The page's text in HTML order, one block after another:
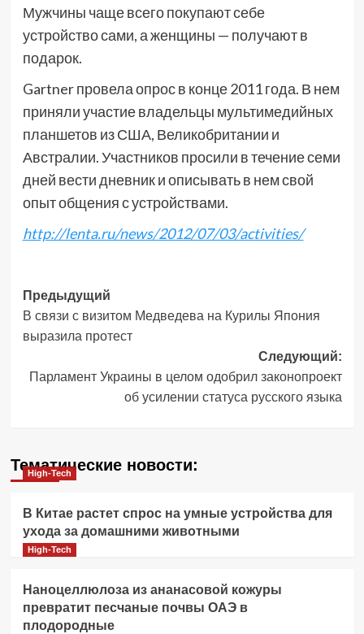
Мужчины чаще всего покупают себе
устройство сами, а женщины — получают в
подарок.
Gartner провела опрос в конце 2011 года. В нем
приняли участие владельцы мультимедийных
планшетов из США, Великобритании и
Австралии. Участников просили в течение семи
дней вести дневник и описывать в нем свой
опыт общения с устройствами.
http://lenta.ru/news/2012/07/03/activities/
Навигация
записи
Предыдущий
В связи с визитом Медведева на Курилы Япония
выразила протест
Следующий:
Парламент Украины в целом одобрил законопроект
об усилении статуса русского языка
Тематические новости:
High-Tech
В Китае растет спрос на умные устройства для
ухода за домашними животными
High-Tech
Наноцеллюлоза из ананасовой кожуры
превратит песчаные почвы ОАЭ в
плодородные